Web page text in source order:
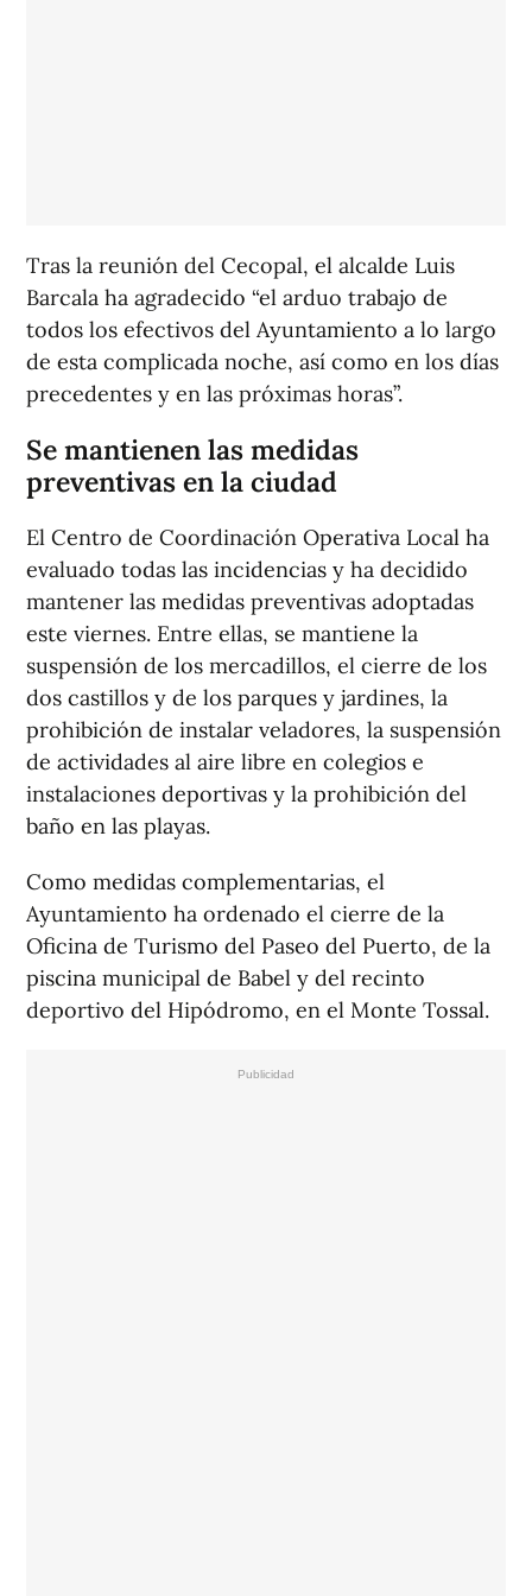
Tras la reunión del Cecopal, el alcalde Luis
Barcala ha agradecido “el arduo trabajo de
todos los efectivos del Ayuntamiento a lo largo
de esta complicada noche, así como en los días
precedentes y en las próximas horas”.
Se mantienen las medidas
preventivas en la ciudad
El Centro de Coordinación Operativa Local ha
evaluado todas las incidencias y ha decidido
mantener las medidas preventivas adoptadas
este viernes. Entre ellas, se mantiene la
suspensión de los mercadillos, el cierre de los
dos castillos y de los parques y jardines, la
prohibición de instalar veladores, la suspensión
de actividades al aire libre en colegios e
instalaciones deportivas y la prohibición del
baño en las playas.
Como medidas complementarias, el
Ayuntamiento ha ordenado el cierre de la
Oficina de Turismo del Paseo del Puerto, de la
piscina municipal de Babel y del recinto
deportivo del Hipódromo, en el Monte Tossal.